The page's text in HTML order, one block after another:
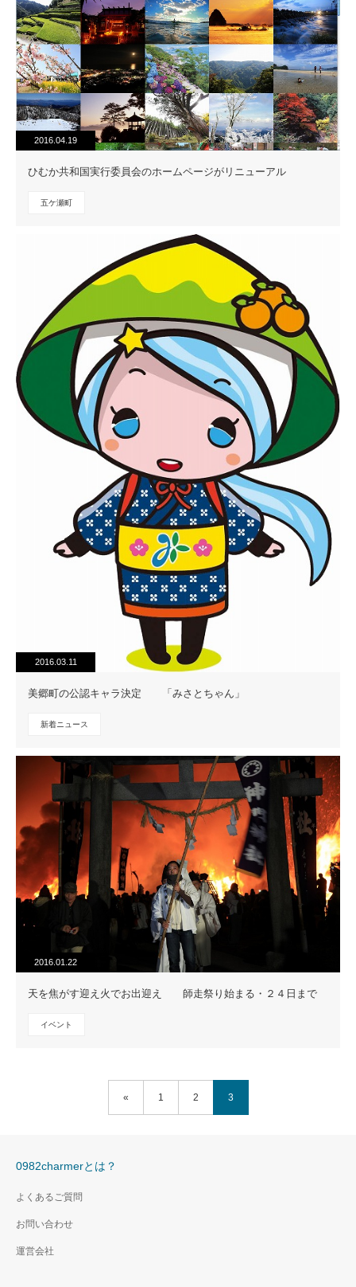
2016.04.19
ひむか共和国実行委員会のホームページがリニューアル
五ケ瀬町
2016.03.11
美郷町の公認キャラ決定 「みさとちゃん」
新着ニュース
2016.01.22
天を焦がす迎え火でお出迎え 師走祭り始まる・２４日まで
イベント
« 1 2 3
0982charmerとは？
よくあるご質問
お問い合わせ
運営会社